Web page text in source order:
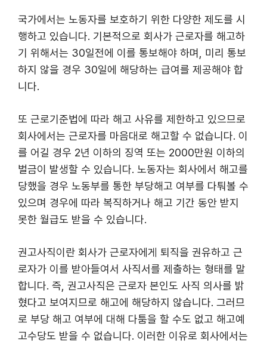
국가에서는 노동자를 보호하기 위한 다양한 제도를 시
행하고 있습니다. 기본적으로 회사가 근로자를 해고하
기 위해서는 30일전에 이를 통보해야 하며, 미리 통보
하지 않을 경우 30일에 해당하는 급여를 제공해야 합
니다.
또 근로기준법에 따라 해고 사유를 제한하고 있으므로
회사에서는 근로자를 마음대로 해고할 수 없습니다. 이
를 어길 경우 2년 이하의 징역 또는 2000만원 이하의
벌금이 발생할 수 있습니다. 노동자는 회사에서 해고를
당했을 경우 노동부를 통한 부당해고 여부를 다퉈볼 수
있으며 경우에 따라 복직하거나 해고 기간 동안 받지
못한 월급도 받을 수 있습니다.
권고사직이란 회사가 근로자에게 퇴직을 권유하고 근
로자가 이를 받아들여서 사직서를 제출하는 형태를 말
합니다. 즉, 권고사직은 근로자 본인도 사직 의사를 밝
혔다고 보여지므로 해고에 해당하지 않습니다. 그러므
로 부당 해고 여부에 대해 다툼을 할 수도 없고 해고예
고수당도 받을 수 없습니다. 이러한 이유로 회사에서는